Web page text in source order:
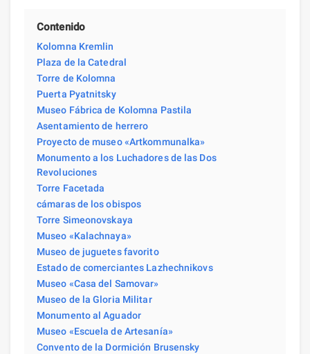
Contenido
Kolomna Kremlin
Plaza de la Catedral
Torre de Kolomna
Puerta Pyatnitsky
Museo Fábrica de Kolomna Pastila
Asentamiento de herrero
Proyecto de museo «Artkommunalka»
Monumento a los Luchadores de las Dos
Revoluciones
Torre Facetada
cámaras de los obispos
Torre Simeonovskaya
Museo «Kalachnaya»
Museo de juguetes favorito
Estado de comerciantes Lazhechnikovs
Museo «Casa del Samovar»
Museo de la Gloria Militar
Monumento al Aguador
Museo «Escuela de Artesanía»
Convento de la Dormición Brusensky